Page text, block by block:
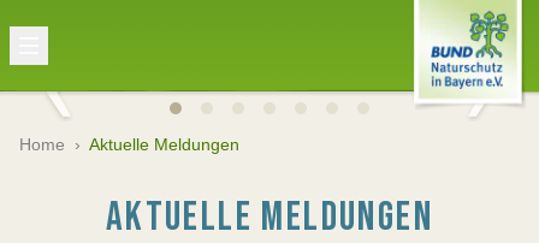
Home › Aktuelle Meldungen
AKTUELLE MELDUNGEN